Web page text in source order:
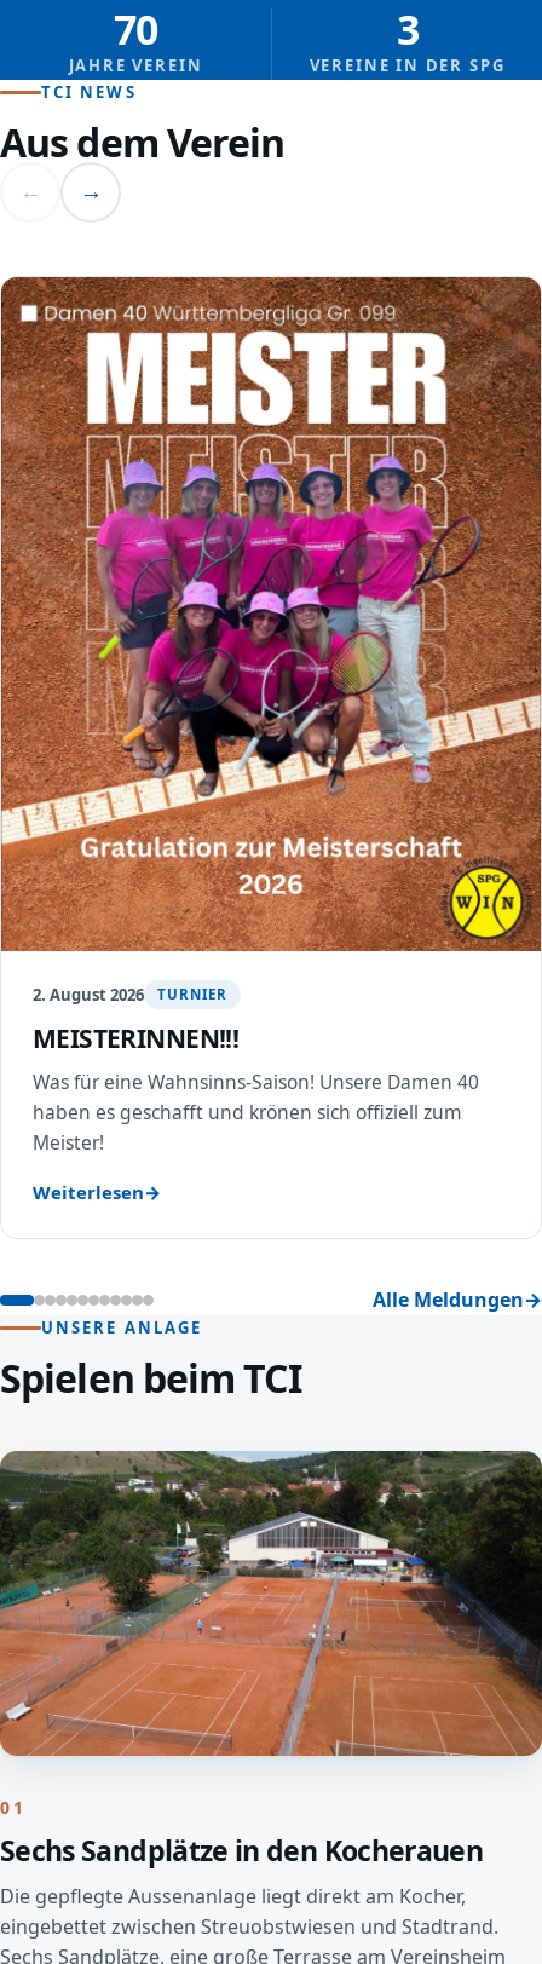
70
JAHRE VEREIN
3
VEREINE IN DER SPG
TCI NEWS
Aus dem Verein
← →
2. August 2026 TURNIER
MEISTERINNEN!!!
Was für eine Wahnsinns-Saison! Unsere Damen 40
haben es geschafft und krönen sich offiziell zum
Meister!
Weiterlesen
Alle Meldungen
UNSERE ANLAGE
Spielen beim TCI
01
Sechs Sandplätze in den Kocherauen
Die gepflegte Aussenanlage liegt direkt am Kocher,
eingebettet zwischen Streuobstwiesen und Stadtrand.
Sechs Sandplätze, eine große Terrasse am Vereinsheim